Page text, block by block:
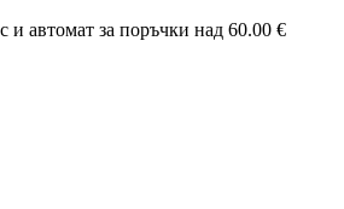
и автомат за поръчки над 60.00 €